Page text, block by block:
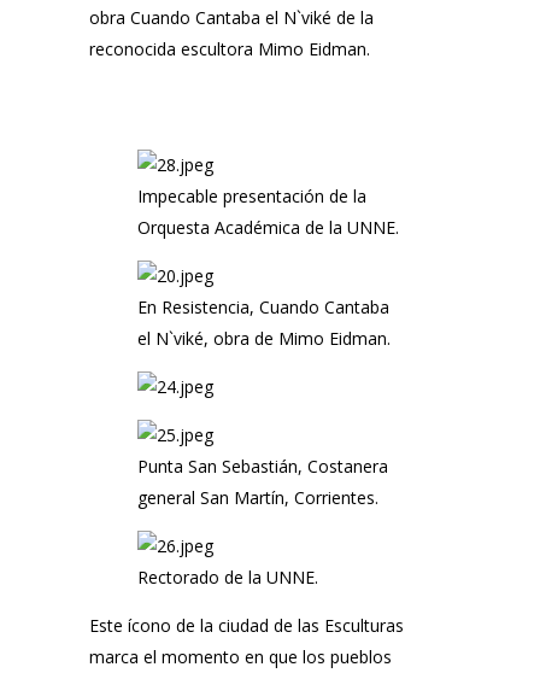
obra Cuando Cantaba el N`viké de la
reconocida escultora Mimo Eidman.
Impecable presentación de la
Orquesta Académica de la UNNE.
En Resistencia, Cuando Cantaba
el N`viké, obra de Mimo Eidman.
Punta San Sebastián, Costanera
general San Martín, Corrientes.
Rectorado de la UNNE.
Este ícono de la ciudad de las Esculturas
marca el momento en que los pueblos